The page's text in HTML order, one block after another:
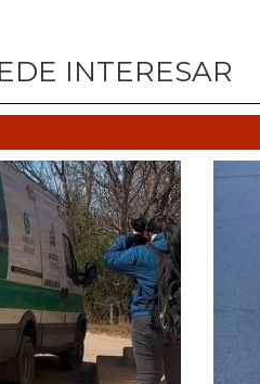
INTERESAR